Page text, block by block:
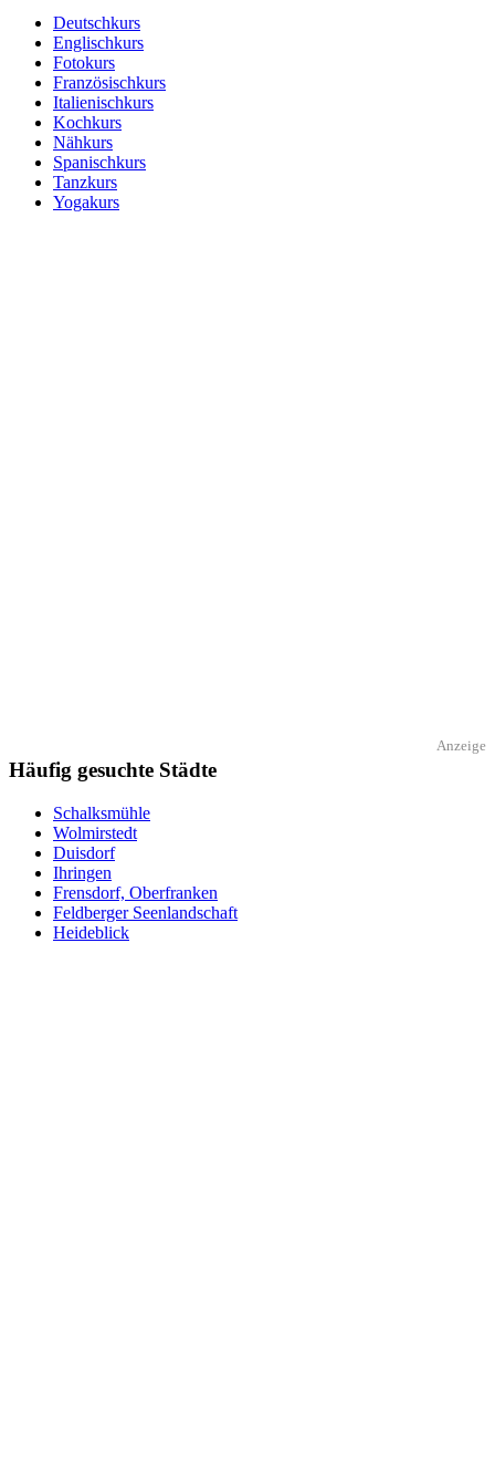
Deutschkurs
Englischkurs
Fotokurs
Französischkurs
Italienischkurs
Kochkurs
Nähkurs
Spanischkurs
Tanzkurs
Yogakurs
Anzeige
Häufig gesuchte Städte
Schalksmühle
Wolmirstedt
Duisdorf
Ihringen
Frensdorf, Oberfranken
Feldberger Seenlandschaft
Heideblick